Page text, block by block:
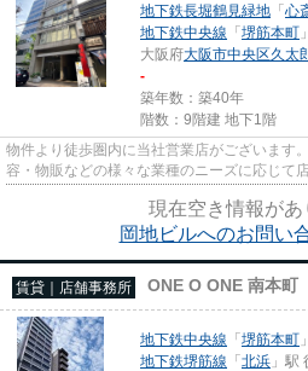
地下鉄長堀鶴見緑地 「心
地下鉄中央線 「堺筋本町
大阪府大阪市中央区久太
-
築年数：築40年
階数：9階建 地下1階
物件より徒歩圏内に当社営業店がございます
容・物販などの様々な業種のニーズに応じて
尚、弊社ではおとり広告は一切...
現在空き情報があ
岡地ビルへのお問い
賃貸｜店舗事務所 ONE O ONE 南本町
地下鉄中央線 「堺筋本町
地下鉄堺筋線 「北浜 」駅